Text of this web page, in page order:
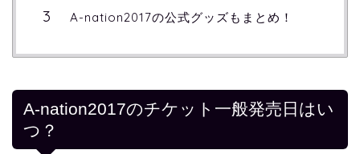
A-nation2017の公式グッズもまとめ！
A-nation2017のチケット一般発売日はい
つ？